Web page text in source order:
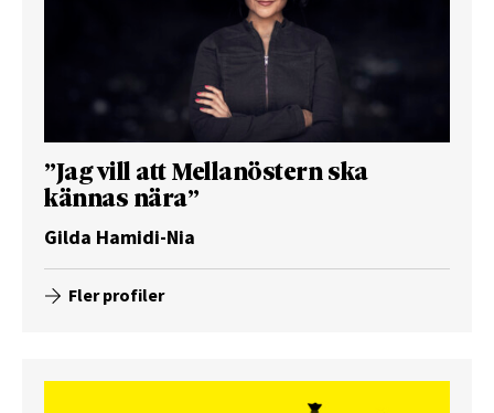
”Jag vill att Mellanöstern ska
kännas nära”
Gilda Hamidi-Nia
Fler profiler